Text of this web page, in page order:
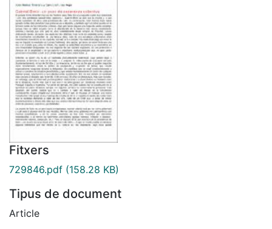
Fitxers
729846.pdf (158.28 KB)
Tipus de document
Article